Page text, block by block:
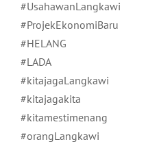
#UsahawanLangkawi
#ProjekEkonomiBaru
#HELANG
#LADA
#kitajagaLangkawi
#kitajagakita
#kitamestimenang
#orangLangkawi